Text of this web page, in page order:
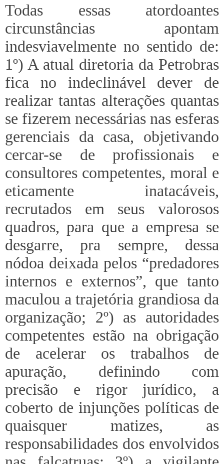
Todas essas atordoantes
circunstâncias apontam
indesviavelmente no sentido de:
1º) A atual diretoria da Petrobras
fica no indeclinável dever de
realizar tantas alterações quantas
se fizerem necessárias nas esferas
gerenciais da casa, objetivando
cercar-se de profissionais e
consultores competentes, moral e
eticamente inatacáveis,
recrutados em seus valorosos
quadros, para que a empresa se
desgarre, pra sempre, dessa
nódoa deixada pelos “predadores
internos e externos”, que tanto
maculou a trajetória grandiosa da
organização; 2º) as autoridades
competentes estão na obrigação
de acelerar os trabalhos de
apuração, definindo com
precisão e rigor jurídico, a
coberto de injunções políticas de
quaisquer matizes, as
responsabilidades dos envolvidos